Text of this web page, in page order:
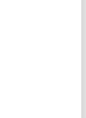
til Schweiz.